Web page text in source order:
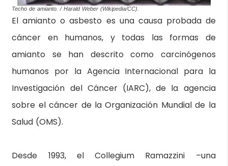
Techo de amianto. / Harald Weber (Wikipedia/CC).
El amianto o asbesto es una causa probada de
cáncer en humanos, y todas las formas de
amianto se han descrito como carcinógenos
humanos por la Agencia Internacional para la
Investigación del Cáncer (IARC), de la agencia
sobre el cáncer de la Organización Mundial de la
Salud (OMS).
Desde 1993, el Collegium Ramazzini –una